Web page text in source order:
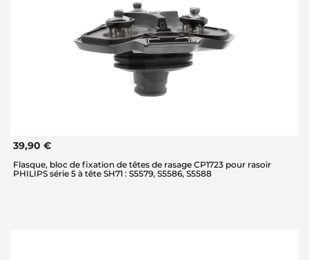
39,90 €
Flasque, bloc de fixation de têtes de rasage CP1723 pour rasoir
PHILIPS série 5 à tête SH71 : S5579, S5586, S5588